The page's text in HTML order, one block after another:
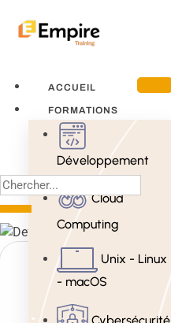
ACCUEIL
FORMATIONS
Développement
Cloud
Computing
Unix - Linux
- macOS